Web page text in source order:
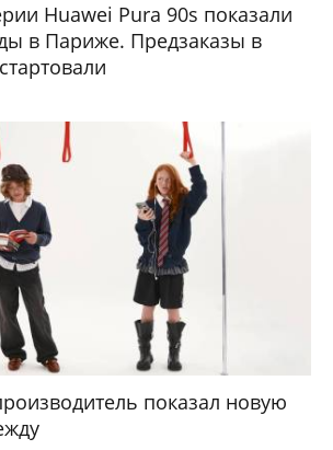
Huawei Pura 90s показали
в Париже. Предзаказы в
показал новую